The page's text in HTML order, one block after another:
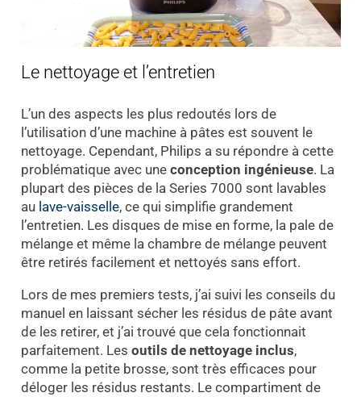
Le nettoyage et l’entretien
L’un des aspects les plus redoutés lors de
l’utilisation d’une machine à pâtes est souvent le
nettoyage. Cependant, Philips a su répondre à cette
problématique avec une conception ingénieuse. La
plupart des pièces de la Series 7000 sont lavables
au lave-vaisselle, ce qui simplifie grandement
l’entretien. Les disques de mise en forme, la pale de
mélange et même la chambre de mélange peuvent
être retirés facilement et nettoyés sans effort.
Lors de mes premiers tests, j’ai suivi les conseils du
manuel en laissant sécher les résidus de pâte avant
de les retirer, et j’ai trouvé que cela fonctionnait
parfaitement. Les outils de nettoyage inclus,
comme la petite brosse, sont très efficaces pour
déloger les résidus restants. Le compartiment de